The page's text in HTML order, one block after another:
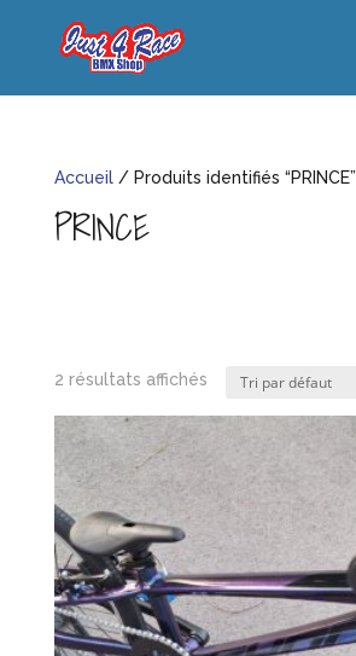
Accueil/ Produits identifiés “PRINCE”
PRINCE
2 résultats affichés